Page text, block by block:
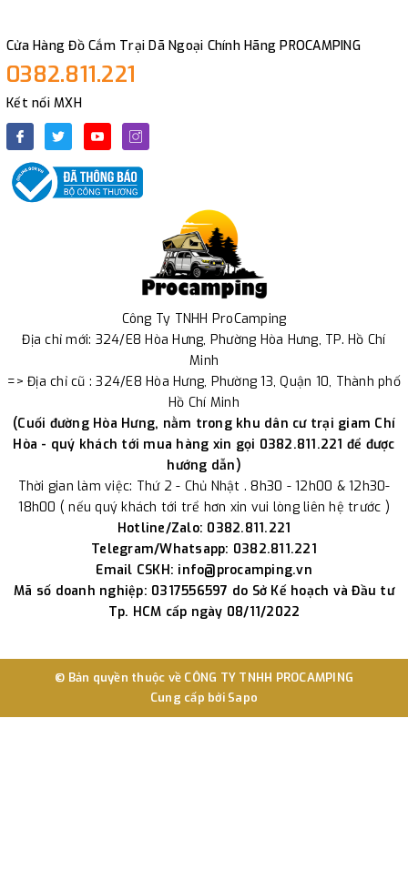
Cửa Hàng Đồ Cắm Trại Dã Ngoại Chính Hãng PROCAMPING
0382.811.221
Kết nối MXH
Công Ty TNHH ProCamping
Địa chỉ mới: 324/E8 Hòa Hưng, Phường Hòa Hưng, TP. Hồ Chí
Minh
=> Địa chỉ cũ : 324/E8 Hòa Hưng, Phường 13, Quận 10, Thành phố
Hồ Chí Minh
(Cuối đường Hòa Hưng, nằm trong khu dân cư trại giam Chí
Hòa - quý khách tới mua hàng xin gọi 0382.811.221 để được
hướng dẫn)
Thời gian làm việc: Thứ 2 - Chủ Nhật . 8h30 - 12h00 & 12h30-
18h00 ( nếu quý khách tới trể hơn xin vui lòng liên hệ trước )
Hotline/Zalo: 0382.811.221
Telegram/Whatsapp: 0382.811.221
Email CSKH: info@procamping.vn
Mã số doanh nghiệp: 0317556597 do Sở Kế hoạch và Đầu tư
Tp. HCM cấp ngày 08/11/2022
© Bản quyền thuộc về CÔNG TY TNHH PROCAMPING
Cung cấp bởi Sapo